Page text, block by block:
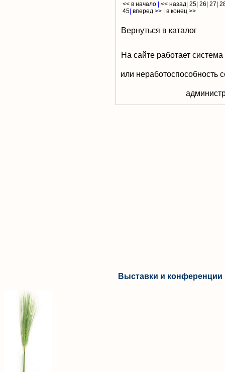
<< в начало << назад 25 26 27
45 вперед >> в конец >>
Вернуться в каталог
На сайте работает
или неработоспособность
Выставки и конференции